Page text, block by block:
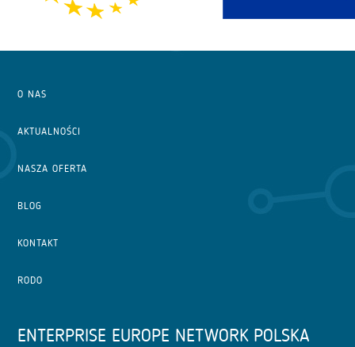
O NAS
AKTUALNOŚCI
NASZA OFERTA
BLOG
KONTAKT
RODO
ENTERPRISE EUROPE NETWORK POLSKA